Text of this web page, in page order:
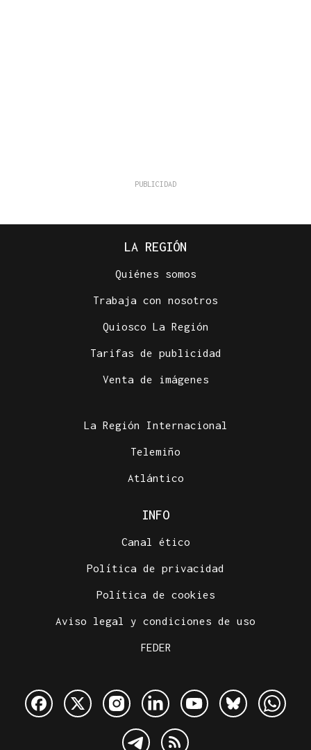
LA REGIÓN
Quiénes somos
Trabaja con nosotros
Quiosco La Región
Tarifas de publicidad
Venta de imágenes
La Región Internacional
Telemiño
Atlántico
INFO
Canal ético
Política de privacidad
Política de cookies
Aviso legal y condiciones de uso
FEDER